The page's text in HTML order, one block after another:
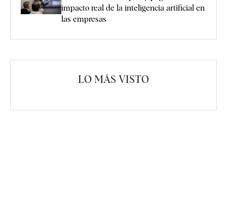
impacto real de la inteligencia artificial en
las empresas
LO MÁS VISTO